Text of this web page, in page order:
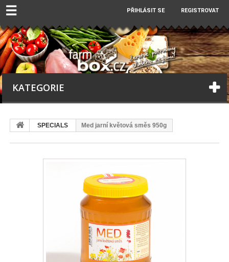
☰ PŘIHLÁSIT SE REGISTROVAT
KATEGORIE
SPECIALS Med jarní květová směs 950g